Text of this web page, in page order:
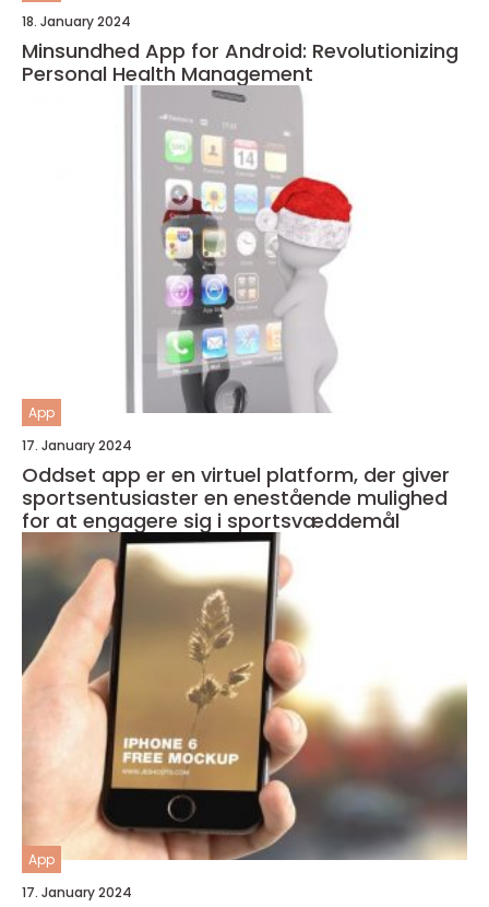
18. January 2024
Minsundhed App for Android: Revolutionizing
Personal Health Management
App
17. January 2024
Oddset app er en virtuel platform, der giver
sportsentusiaster en enestående mulighed
for at engagere sig i sportsvæddemål
App
17. January 2024